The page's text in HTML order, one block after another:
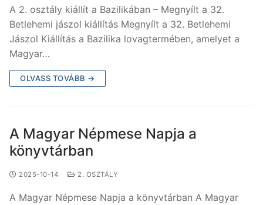
A 2. osztály kiállít a Bazilikában – Megnyílt a 32.
Betlehemi jászol kiállítás Megnyílt a 32. Betlehemi
Jászol Kiállítás a Bazilika lovagtermében, amelyet a
Magyar…
OLVASS TOVÁBB →
A Magyar Népmese Napja a
könyvtárban
2025-10-14 2. OSZTÁLY
A Magyar Népmese Napja a könyvtárban A Magyar